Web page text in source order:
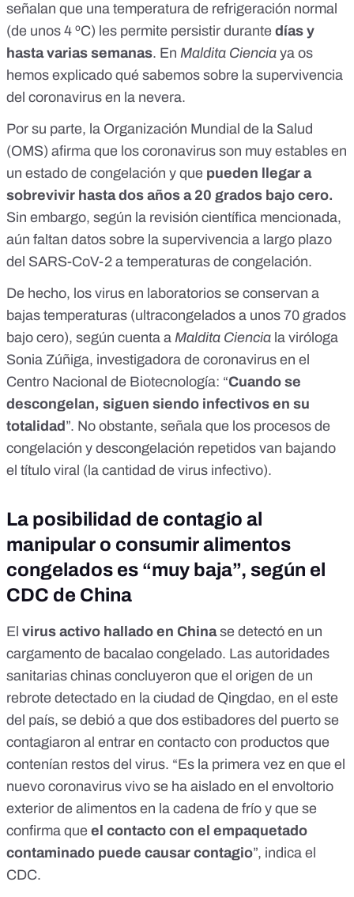
señalan que una temperatura de refrigeración normal
(de unos 4 ºC) les permite persistir durante días y
hasta varias semanas. En Maldita Ciencia ya os
hemos explicado qué sabemos sobre la supervivencia
del coronavirus en la nevera.
Por su parte, la Organización Mundial de la Salud
(OMS) afirma que los coronavirus son muy estables en
un estado de congelación y que pueden llegar a
sobrevivir hasta dos años a 20 grados bajo cero.
Sin embargo, según la revisión científica mencionada,
aún faltan datos sobre la supervivencia a largo plazo
del SARS-CoV-2 a temperaturas de congelación.
De hecho, los virus en laboratorios se conservan a
bajas temperaturas (ultracongelados a unos 70 grados
bajo cero), según cuenta a Maldita Ciencia la viróloga
Sonia Zúñiga, investigadora de coronavirus en el
Centro Nacional de Biotecnología: “Cuando se
descongelan, siguen siendo infectivos en su
totalidad ”. No obstante, señala que los procesos de
congelación y descongelación repetidos van bajando
el título viral (la cantidad de virus infectivo).
La posibilidad de contagio al
manipular o consumir alimentos
congelados es “muy baja”, según el
CDC de China
El virus activo hallado en Chinase detectó en un
cargamento de bacalao congelado. Las autoridades
sanitarias chinas concluyeron que el origen de un
rebrote detectado en la ciudad de Qingdao, en el este
del país, se debió a que dos estibadores del puerto se
contagiaron al entrar en contacto con productos que
contenían restos del virus. “Es la primera vez en que el
nuevo coronavirus vivo se ha aislado en el envoltorio
exterior de alimentos en la cadena de frío y que se
confirma que el contacto con el empaquetado
contaminado puede causar contagio”, indica el
CDC.